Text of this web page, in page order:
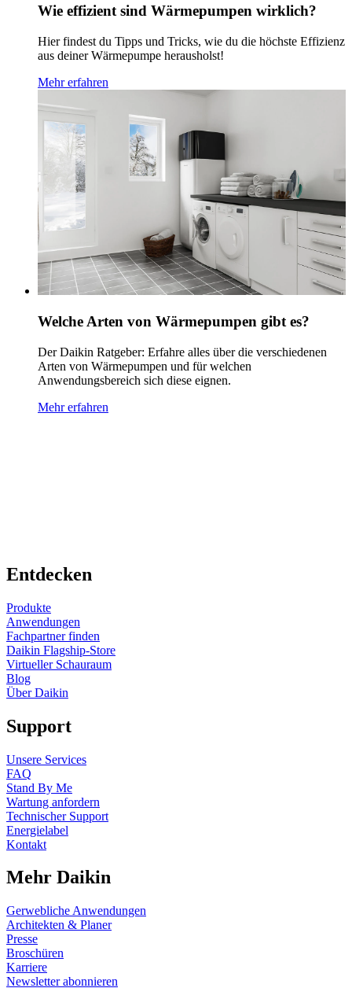
Wie effizient sind Wärmepumpen wirklich?
Hier findest du Tipps und Tricks, wie du die höchste Effizienz
aus deiner Wärmepumpe herausholst!
Mehr erfahren
Welche Arten von Wärmepumpen gibt es?
Der Daikin Ratgeber: Erfahre alles über die verschiedenen
Arten von Wärmepumpen und für welchen
Anwendungsbereich sich diese eignen.
Mehr erfahren
Entdecken
Produkte
Anwendungen
Fachpartner finden
Daikin Flagship-Store
Virtueller Schauraum
Blog
Über Daikin
Support
Unsere Services
FAQ
Stand By Me
Wartung anfordern
Technischer Support
Energielabel
Kontakt
Mehr Daikin
Gerwebliche Anwendungen
Architekten & Planer
Presse
Broschüren
Karriere
Newsletter abonnieren